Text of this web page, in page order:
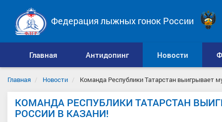
Федерация лыжных гонок России
Главная Антидопинг Новости
Главная Новости Команда Республики Татарстан выигрывает
КОМАНДА РЕСПУБЛИКИ ТАТАРСТАН
РОССИИ В КАЗАНИ!